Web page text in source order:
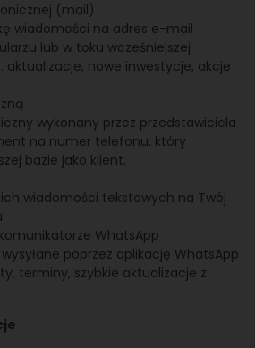
(mail)
wiadomości na adres e-mail
lub w toku wcześniejszej
aktualizacje, nowe inwestycje, akcje
wykonany przez przedstawiciela
na numer telefonu, który
bazie jako klient.
wiadomości tekstowych na Twój
WhatsApp
poprzez aplikację WhatsApp
terminy, szybkie aktualizacje z